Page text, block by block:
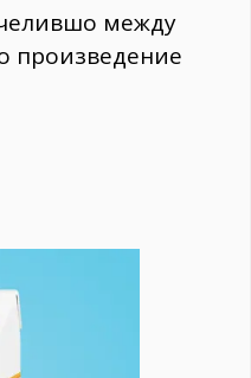
между
произведение